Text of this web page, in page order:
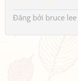
Đăng bởi bruce lee